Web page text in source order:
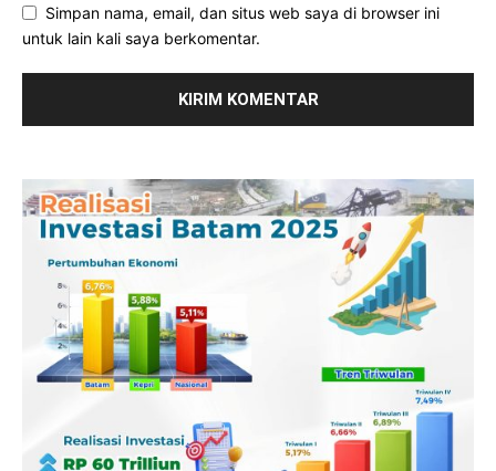
Simpan nama, email, dan situs web saya di browser ini
untuk lain kali saya berkomentar.